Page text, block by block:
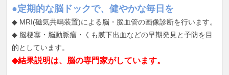
●定期的な脳ドックで、健やかな毎日を
◆ MRI(磁気共鳴装置)による脳・脳血管の画像診断を行います。
◆ 脳梗塞・脳動脈瘤・くも膜下出血などの早期発見と予防を目
的としています。
◆結果説明は、脳の専門家がしています。